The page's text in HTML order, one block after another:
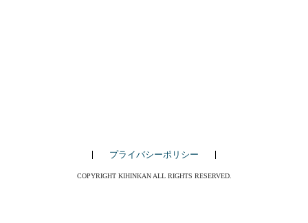
プライバシーポリシー
COPYRIGHT KIHINKAN ALL RIGHTS RESERVED.